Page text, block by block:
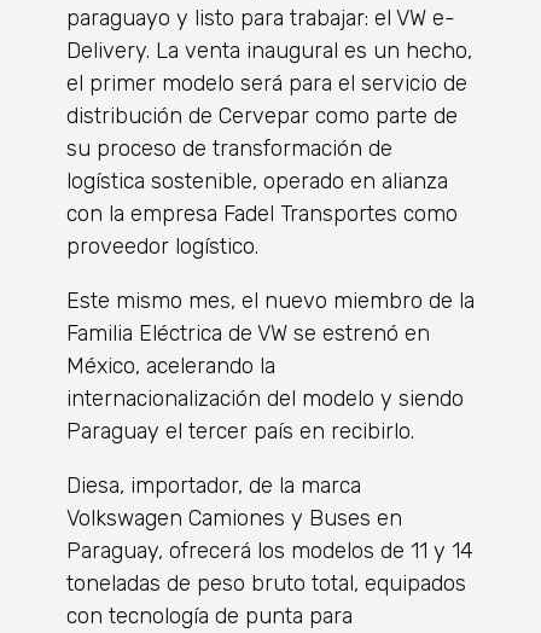
paraguayo y listo para trabajar: el VW e-
Delivery. La venta inaugural es un hecho,
el primer modelo será para el servicio de
distribución de Cervepar como parte de
su proceso de transformación de
logística sostenible, operado en alianza
con la empresa Fadel Transportes como
proveedor logístico.
Este mismo mes, el nuevo miembro de la
Familia Eléctrica de VW se estrenó en
México, acelerando la
internacionalización del modelo y siendo
Paraguay el tercer país en recibirlo.
Diesa, importador, de la marca
Volkswagen Camiones y Buses en
Paraguay, ofrecerá los modelos de 11 y 14
toneladas de peso bruto total, equipados
con tecnología de punta para